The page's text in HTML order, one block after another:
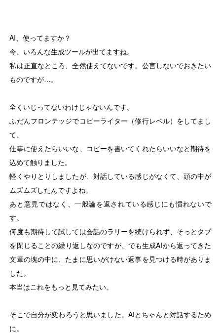
Creative Challenge
Well-being
Careers
Contact
EN
AI、使ってますか？
今、いろんな生成ツールが出てますね。
私は正直なところ、全然使えてないです。公言しないでおきたい
ものですが…。
全くいじってないわけじゃないんです。
ふだんフロンテッジでコピーライター（修行レベル）をしてまし
て、
仕事に使えたらいいな、コピーを書いてくれたらいいなと期待を
込めて触りました。
軽くやりとりしましたが、対話している感じがなくて、頭の中が
ムズムズしたんですよね。
あと意見ではなく、一般論を返されている感じにも慣れないで
す。
何度も期待して試しては会話のラリーを続けられず、そっとタブ
を閉じることの繰り返しなのですが、でも生成AIから返ってきた
文章の塊の中に、たまに思いがけない返事を見つける時がありま
した。
本当はこれをもっと見てみたい。
そこで自分が変わろうと思いました。AIとちゃんと対話するため
に。